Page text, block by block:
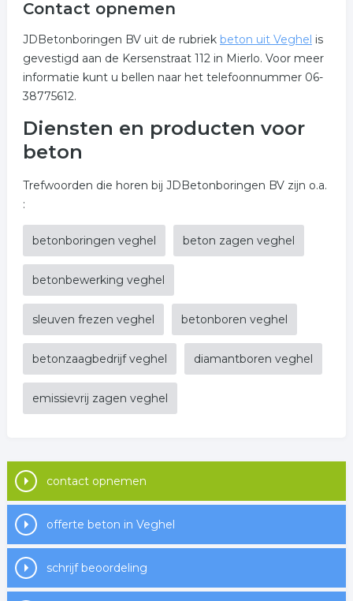
Contact opnemen
JDBetonboringen BV uit de rubriek beton uit Veghel is
gevestigd aan de Kersenstraat 112 in Mierlo. Voor meer
informatie kunt u bellen naar het telefoonnummer 06-
38775612.
Diensten en producten voor
beton
Trefwoorden die horen bij JDBetonboringen BV zijn o.a.
:
betonboringen veghel beton zagen veghel
betonbewerking veghel
sleuven frezen veghel betonboren veghel
betonzaagbedrijf veghel diamantboren veghel
emissievrij zagen veghel
contact opnemen
offerte beton in Veghel
schrijf beoordeling